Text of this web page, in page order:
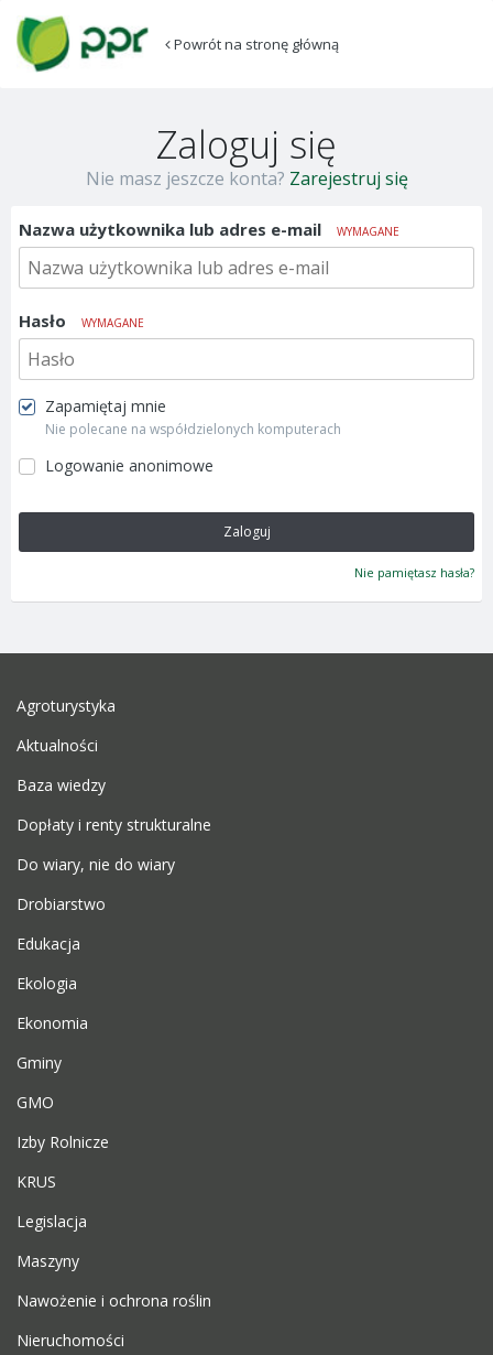
Powrót na stronę główną
Zaloguj się
Nie masz jeszcze konta? Zarejestruj się
Nazwa użytkownika lub adres e-mail WYMAGANE
Hasło WYMAGANE
Zapamiętaj mnie
Nie polecane na współdzielonych komputerach
Logowanie anonimowe
Zaloguj
Nie pamiętasz hasła?
Agroturystyka
Aktualności
Baza wiedzy
Dopłaty i renty strukturalne
Do wiary, nie do wiary
Drobiarstwo
Edukacja
Ekologia
Ekonomia
Gminy
GMO
Izby Rolnicze
KRUS
Legislacja
Maszyny
Nawożenie i ochrona roślin
Nieruchomości